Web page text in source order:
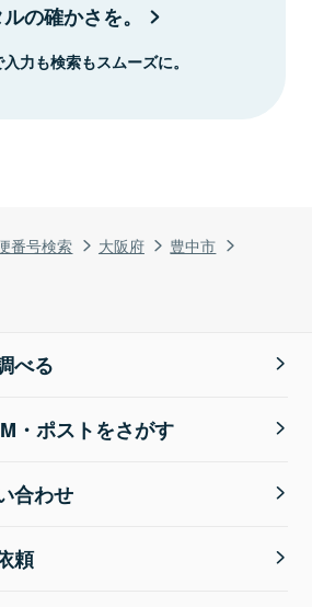
番号検索 大阪府
豊中市
の確かさを。
力も検索もスムーズに。
べる
・ポストをさがす
合わせ
頼